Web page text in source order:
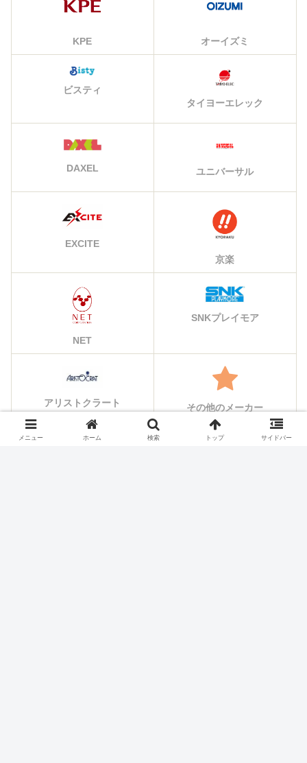
KPE オーイズミ
ビスティ
タイヨーエレック
DAXEL ユニバーサル
EXCITE
京楽
NET
SNKプレイモア
アリストクラート その他のメーカー
メニュー ホーム 検索 トップ サイドバー